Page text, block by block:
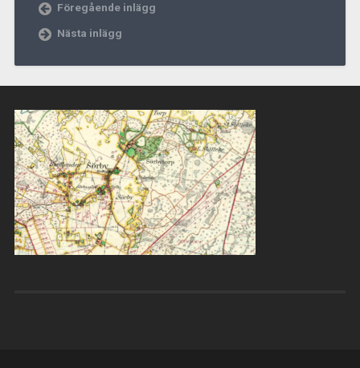
Föregående inlägg
Nästa inlägg